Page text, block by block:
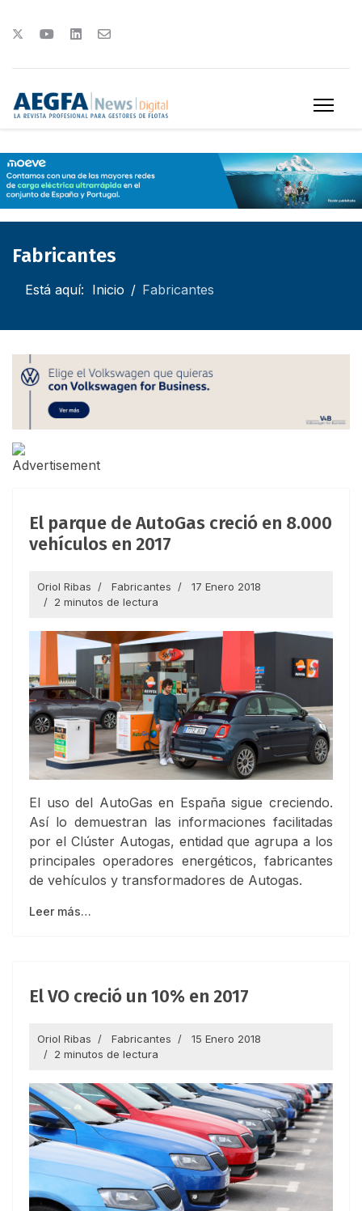
Fabricantes
Está aquí: Inicio Fabricantes
El parque de AutoGas creció en 8.000
vehículos en 2017
Oriol Ribas Fabricantes
17 Enero 2018
2 minutos de lectura
El uso del AutoGas en España sigue creciendo.
Así lo demuestran las informaciones facilitadas
por el Clúster Autogas, entidad que agrupa a los
principales operadores energéticos, fabricantes
de vehículos y transformadores de Autogas.
Leer más…
El VO creció un 10% en 2017
Oriol Ribas Fabricantes
15 Enero 2018
2 minutos de lectura